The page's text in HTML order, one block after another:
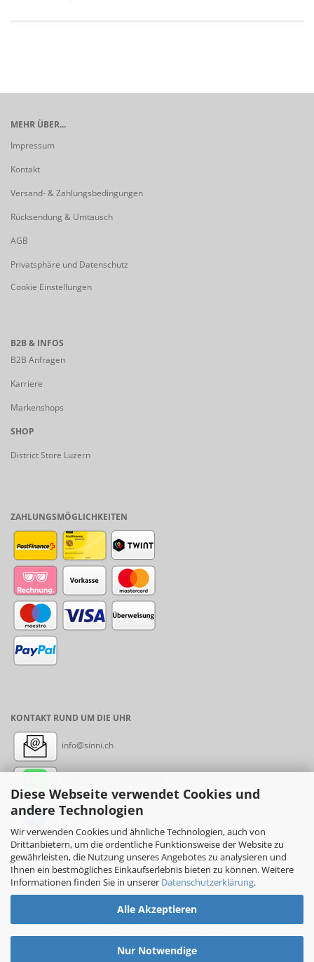
Diese Webseite verwendet Cookies und
andere Technologien
Wir verwenden Cookies und ähnliche Technologien, auch von
Drittanbietern, um die ordentliche Funktionsweise der Website zu
gewährleisten, die Nutzung unseres Angebotes zu analysieren und
Ihnen ein bestmögliches Einkaufserlebnis bieten zu können. Weitere
Informationen finden Sie in unserer Datenschutzerklärung.
Alle Akzeptieren
Nur Notwendige
MEHR ÜBER...
Impressum
Kontakt
Versand- & Zahlungsbedingungen
Rücksendung & Umtausch
AGB
Privatsphäre und Datenschutz
Cookie Einstellungen
B2B & INFOS
B2B Anfragen
Karriere
Markenshops
SHOP
District Store Luzern
ZAHLUNGSMÖGLICHKEITEN
KONTAKT RUND UM DIE UHR
info@sinni.ch
Messenger: sinni.ch
Instagram: sinni_ch
Online-Shopby sinni.ch © 2017-2026